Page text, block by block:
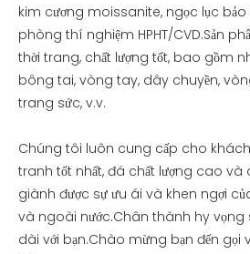
kim cương moissanite, ngọc lục bảo
phòng thí nghiệm HPHT/CVD.Sản
thời trang, chất lượng tốt, bao gồm
bông tai, vòng tay, dây chuyền,
trang sức, v.v.
Chúng tôi luôn cung cấp cho
tranh tốt nhất, đá chất lượng cao và
giành được sự ưu ái và khen ngợi
và ngoài nước.Chân thành hy vọng
dài với bạn.Chào mừng bạn đến gọi